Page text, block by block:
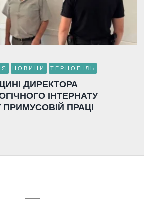
НОВИНИ ТЕРНОПІЛЬ
ДИРЕКТОРА
ІНТЕРНАТУ
ПРАЦІ